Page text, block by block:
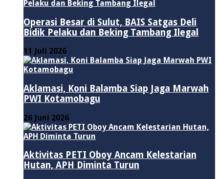
Operasi Besar di Sulut, BAIS Satgas Deli
Bidik Pelaku dan Beking Tambang Ilegal
11 Juli 2026
Aklamasi, Koni Balamba Siap Jaga Marwah
PWI Kotamobagu
26 Juni 2026
Aktivitas PETI Oboy Ancam Kelestarian
Hutan, APH Diminta Turun